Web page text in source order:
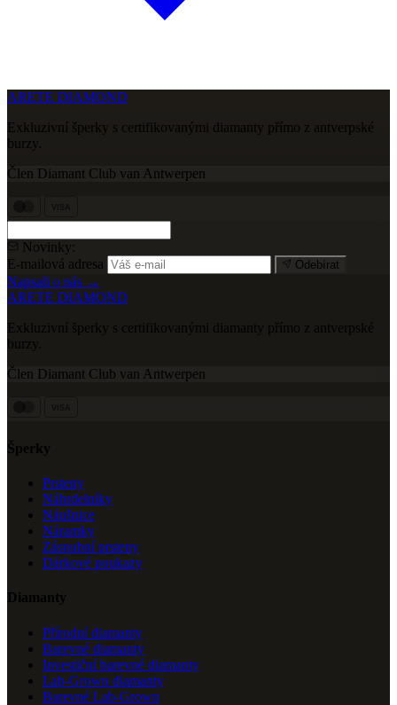
ARETE DIAMOND
Exkluzivní šperky s certifikovanými diamanty přímo z antverpské
burzy.
Člen Diamant Club van Antwerpen
Novinky:
E-mailová adresa
Odebírat
Napsali o nás →
ARETE DIAMOND
Exkluzivní šperky s certifikovanými diamanty přímo z antverpské
burzy.
Člen Diamant Club van Antwerpen
Šperky
Prsteny
Náhrdelníky
Náušnice
Náramky
Zásnubní prsteny
Dárkové poukazy
Diamanty
Přírodní diamanty
Barevné diamanty
Investiční barevné diamanty
Lab-Grown diamanty
Barevné Lab-Grown